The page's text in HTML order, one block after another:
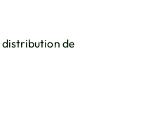
distribution de